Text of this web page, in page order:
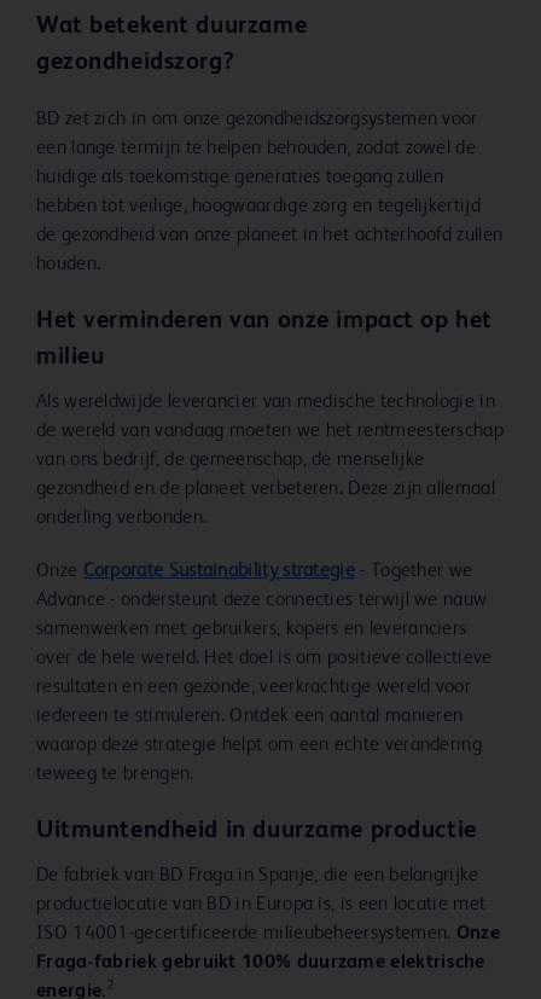
Wat betekent duurzame
gezondheidszorg?
BD zet zich in om onze gezondheidszorgsystemen voor
een lange termijn te helpen behouden, zodat zowel de
huidige als toekomstige generaties toegang zullen
hebben tot veilige, hoogwaardige zorg en tegelijkertijd
de gezondheid van onze planeet in het achterhoofd zullen
houden.
Het verminderen van onze impact op het
milieu
Als wereldwijde leverancier van medische technologie in
de wereld van vandaag moeten we het rentmeesterschap
van ons bedrijf, de gemeenschap, de menselijke
gezondheid en de planeet verbeteren. Deze zijn allemaal
onderling verbonden.
Onze Corporate Sustainability strategie - Together we
Advance - ondersteunt deze connecties terwijl we nauw
samenwerken met gebruikers, kopers en leveranciers
over de hele wereld. Het doel is om positieve collectieve
resultaten en een gezonde, veerkrachtige wereld voor
iedereen te stimuleren. Ontdek een aantal manieren
waarop deze strategie helpt om een echte verandering
teweeg te brengen.
Uitmuntendheid in duurzame productie
De fabriek van BD Fraga in Spanje, die een belangrijke
productielocatie van BD in Europa is, is een locatie met
ISO 14001-gecertificeerde milieubeheersystemen. Onze
Fraga-fabriek gebruikt 100% duurzame elektrische
energie.2